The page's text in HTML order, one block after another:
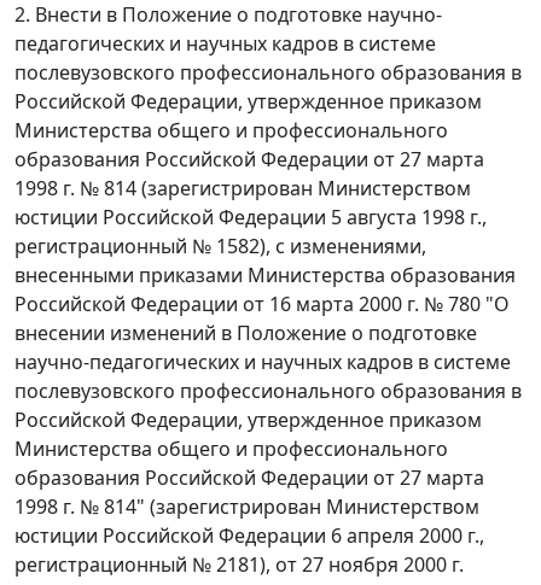
2. Внести в Положение о подготовке научно-
педагогических и научных кадров в системе
послевузовского профессионального образования в
Российской Федерации, утвержденное приказом
Министерства общего и профессионального
образования Российской Федерации от 27 марта
1998 г. № 814 (зарегистрирован Министерством
юстиции Российской Федерации 5 августа 1998 г.,
регистрационный № 1582), с изменениями,
внесенными приказами Министерства образования
Российской Федерации от 16 марта 2000 г. № 780 "О
внесении изменений в Положение о подготовке
научно-педагогических и научных кадров в системе
послевузовского профессионального образования в
Российской Федерации, утвержденное приказом
Министерства общего и профессионального
образования Российской Федерации от 27 марта
1998 г. № 814" (зарегистрирован Министерством
юстиции Российской Федерации 6 апреля 2000 г.,
регистрационный № 2181), от 27 ноября 2000 г.